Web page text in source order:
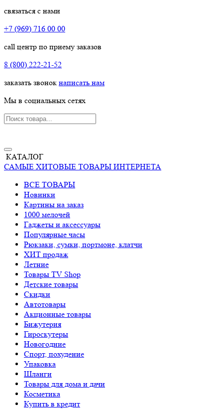
связаться с нами
+7 (969) 716 00 00
call центр по приему заказов
8 (800) 222-21-52
заказать звонок написать нам
Мы в социальных сетях
КАТАЛОГ
САМЫЕ ХИТОВЫЕ ТОВАРЫ ИНТЕРНЕТА
ВСЕ ТОВАРЫ
Новинки
Картины на заказ
1000 мелочей
Гаджеты и аксессуары
Популярные часы
Рюкзаки, сумки, портмоне, клатчи
ХИТ продаж
Летние
Товары TV Shop
Детские товары
Cкидки
Автотовары
Акционные товары
Бижутерия
Гироскутеры
Новогодние
Спорт, похудение
Упаковка
Шланги
Товары для дома и дачи
Косметика
Купить в кредит